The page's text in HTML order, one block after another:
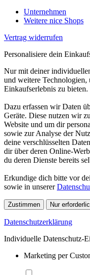
Unternehmen
Weitere nice Shops
Vertrag widerrufen
Personalisiere dein
Nur mit deiner
und weitere Technologien,
Einkaufserlebnis zu bieten.
Dazu erfassen wir Daten
Geräte. Diese nutzen wir
Website und um dir
sowie zur Analyse der
deine verschlüsselten
dir über deren Online-
du deren Dienste bereits
Erkundige dich bitte vor
sowie in unserer
Zustimmen Nur
Datenschutzerklärung
Individuelle Datenschutz-
Marketing per